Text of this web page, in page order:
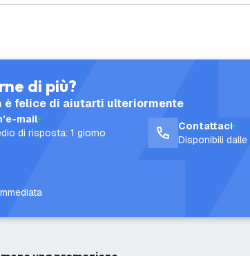
di più?
è felice di aiutarti ulteriormente
mail
di risposta: 1 giorno
Contattaci
Disponibili